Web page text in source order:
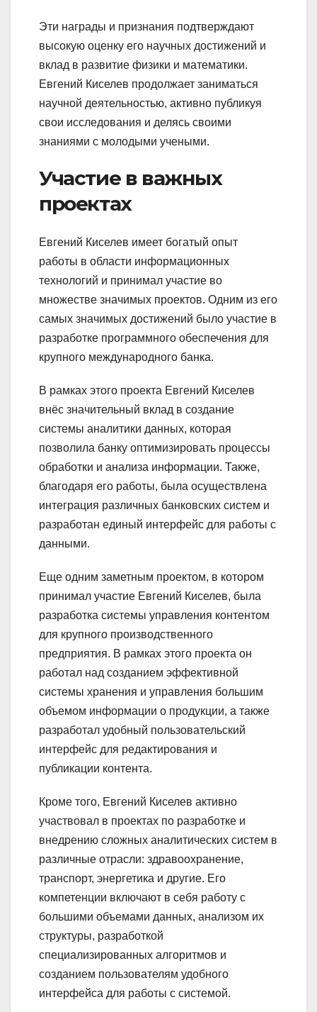
Эти награды и признания подтверждают
высокую оценку его научных достижений и
вклад в развитие физики и математики.
Евгений Киселев продолжает заниматься
научной деятельностью, активно публикуя
свои исследования и делясь своими
знаниями с молодыми учеными.
Участие в важных
проектах
Евгений Киселев имеет богатый опыт
работы в области информационных
технологий и принимал участие во
множестве значимых проектов. Одним из его
самых значимых достижений было участие в
разработке программного обеспечения для
крупного международного банка.
В рамках этого проекта Евгений Киселев
внёс значительный вклад в создание
системы аналитики данных, которая
позволила банку оптимизировать процессы
обработки и анализа информации. Также,
благодаря его работы, была осуществлена
интеграция различных банковских систем и
разработан единый интерфейс для работы с
данными.
Еще одним заметным проектом, в котором
принимал участие Евгений Киселев, была
разработка системы управления контентом
для крупного производственного
предприятия. В рамках этого проекта он
работал над созданием эффективной
системы хранения и управления большим
объемом информации о продукции, а также
разработал удобный пользовательский
интерфейс для редактирования и
публикации контента.
Кроме того, Евгений Киселев активно
участвовал в проектах по разработке и
внедрению сложных аналитических систем в
различные отрасли: здравоохранение,
транспорт, энергетика и другие. Его
компетенции включают в себя работу с
большими объемами данных, анализом их
структуры, разработкой
специализированных алгоритмов и
созданием пользователям удобного
интерфейса для работы с системой.